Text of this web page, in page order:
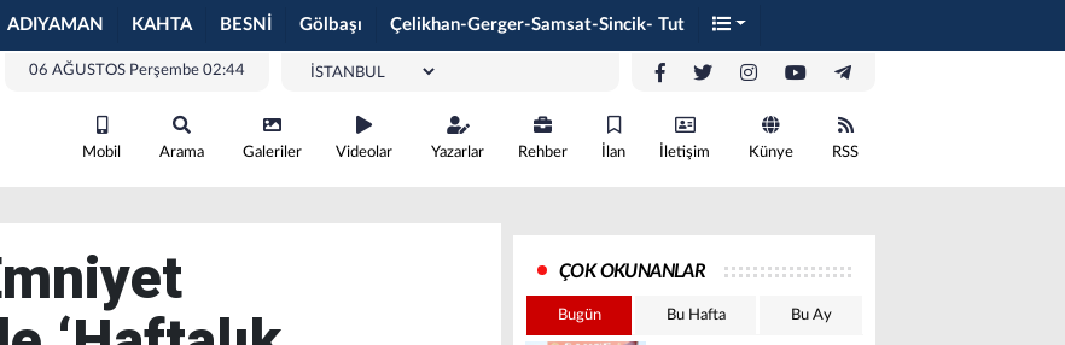
ADIYAMAN KAHTA BESNİ Gölbaşı Çelikhan-Gerger-Samsat-Sincik- Tut
06 AĞUSTOS Perşembe 02:44
Mobil Arama Galeriler Videolar Yazarlar Rehber İlan İletişim Künye RSS
ÇOK OKUNANLAR
Bugün Bu Hafta Bu Ay